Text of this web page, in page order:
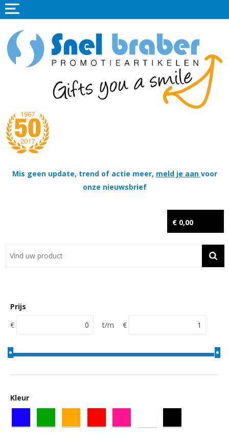
Mis geen update, trend of actie meer, meld je aan voor
onze nieuwsbrief
€ 0,00
Home
Promotieartikelen
Tassen
Thema's
Contact
Prijs
€
t/m €
Kleur